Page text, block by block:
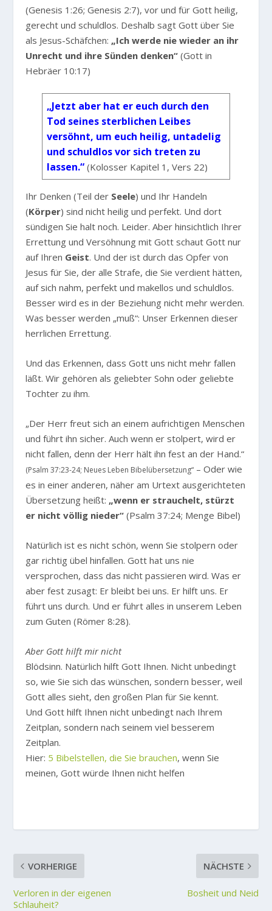
(Genesis 1:26; Genesis 2:7), vor und für Gott heilig,
gerecht und schuldlos. Deshalb sagt Gott über Sie
als Jesus-Schäfchen: „Ich werde nie wieder an ihr
Unrecht und ihre Sünden denken“ (Gott in
Hebräer 10:17)
„Jetzt aber hat er euch durch den
Tod seines sterblichen Leibes
versöhnt, um euch heilig, untadelig
und schuldlos vor sich treten zu
lassen.“ (Kolosser Kapitel 1, Vers 22)
Ihr Denken (Teil der Seele) und Ihr Handeln
(Körper) sind nicht heilig und perfekt. Und dort
sündigen Sie halt noch. Leider. Aber hinsichtlich Ihrer
Errettung und Versöhnung mit Gott schaut Gott nur
auf Ihren Geist. Und der ist durch das Opfer von
Jesus für Sie, der alle Strafe, die Sie verdient hätten,
auf sich nahm, perfekt und makellos und schuldlos.
Besser wird es in der Beziehung nicht mehr werden.
Was besser werden „muß“: Unser Erkennen dieser
herrlichen Errettung.
Und das Erkennen, dass Gott uns nicht mehr fallen
läßt. Wir gehören als geliebter Sohn oder geliebte
Tochter zu ihm.
„Der Herr freut sich an einem aufrichtigen Menschen
und führt ihn sicher. Auch wenn er stolpert, wird er
nicht fallen, denn der Herr hält ihn fest an der Hand.“
(Psalm 37:23-24; Neues Leben Bibelübersetzung“ – Oder wie
es in einer anderen, näher am Urtext ausgerichteten
Übersetzung heißt: „wenn er strauchelt, stürzt
er nicht völlig nieder“ (Psalm 37:24; Menge Bibel)
Natürlich ist es nicht schön, wenn Sie stolpern oder
gar richtig übel hinfallen. Gott hat uns nie
versprochen, dass das nicht passieren wird. Was er
aber fest zusagt: Er bleibt bei uns. Er hilft uns. Er
führt uns durch. Und er führt alles in unserem Leben
zum Guten (Römer 8:28).
Aber Gott hilft mir nicht
Blödsinn. Natürlich hilft Gott Ihnen. Nicht unbedingt
so, wie Sie sich das wünschen, sondern besser, weil
Gott alles sieht, den großen Plan für Sie kennt.
Und Gott hilft Ihnen nicht unbedingt nach Ihrem
Zeitplan, sondern nach seinem viel besserem
Zeitplan.
Hier: 5 Bibelstellen, die Sie brauchen, wenn Sie
meinen, Gott würde Ihnen nicht helfen
VORHERIGE
Verloren in der eigenen
Schlauheit?
NÄCHSTE
Bosheit und Neid